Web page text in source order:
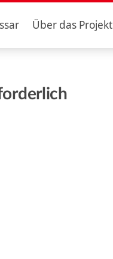
Über das Projekt